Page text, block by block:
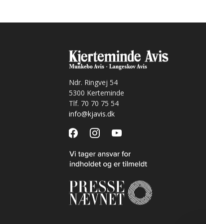
Ndr. Ringvej 54
5300 Kerteminde
Tlf. 70 70 75 54
info@kjavis.dk
facebookinstagramyoutube